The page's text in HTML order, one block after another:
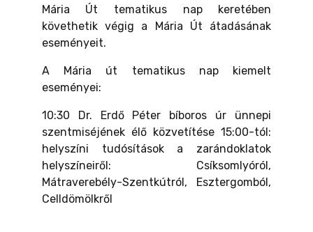
Mária Út tematikus nap keretében
követhetik végig a Mária Út átadásának
eseményeit.
A Mária út tematikus nap kiemelt
eseményei:
10:30 Dr. Erdő Péter bíboros úr ünnepi
szentmiséjének élő közvetítése 15:00-tól:
helyszíni tudósítások a zarándoklatok
helyszíneiről: Csíksomlyóról,
Mátraverebély-Szentkútról, Esztergomból,
Celldömölkről